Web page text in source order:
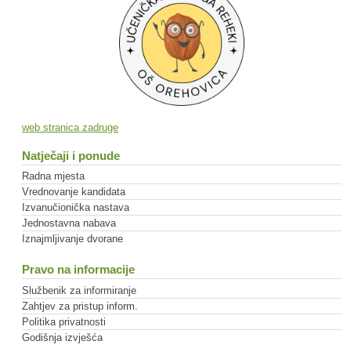
web stranica zadruge
Natječaji i ponude
Radna mjesta
Vrednovanje kandidata
Izvanučionička nastava
Jednostavna nabava
Iznajmljivanje dvorane
Pravo na informacije
Službenik za informiranje
Zahtjev za pristup inform.
Politika privatnosti
Godišnja izvješća